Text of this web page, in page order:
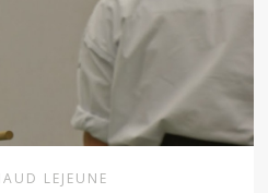
LEJEUNE